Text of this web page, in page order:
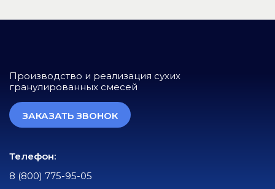
Производство и реализация сухих
гранулированных смесей
ЗАКАЗАТЬ ЗВОНОК
Телефон:
8 (800) 775-95-05